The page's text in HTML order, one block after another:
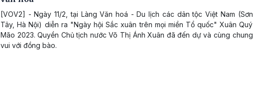
[VOV2] - Ngày 11/2, tại Làng Văn hoá - Du lịch các dân tộc Việt Nam (Sơn
Tây, Hà Nội) diễn ra "Ngày hội Sắc xuân trên mọi miền Tổ quốc" Xuân Quý
Mão 2023. Quyền Chủ tịch nước Võ Thị Ánh Xuân đã đến dự và cùng chung
vui với đồng bào.